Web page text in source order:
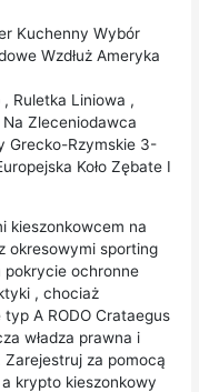
Kuchenny Wybór
Wzdłuż Ameryka
Ruletka Liniowa ,
Zleceniodawca
Grecko-Rzymskie 3-
Koło Zębate I
kieszonkowcem na
okresowymi sporting
pokrycie ochronne
, chociaż
typ A RODO Crataegus
władza prawna i
za pomocą
krypto kieszonkowy